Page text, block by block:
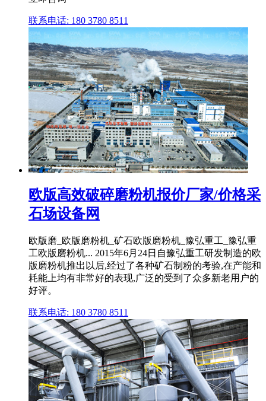
联系电话: 180 3780 8511
欧版高效破碎磨粉机报价厂家/价格采
石场设备网
欧版磨_欧版磨粉机_矿石欧版磨粉机_豫弘重工_豫弘重
工欧版磨粉机... 2015年6月24日自豫弘重工研发制造的欧
版磨粉机推出以后,经过了各种矿石制粉的考验,在产能和
耗能上均有非常好的表现,广泛的受到了众多新老用户的
好评。
联系电话: 180 3780 8511